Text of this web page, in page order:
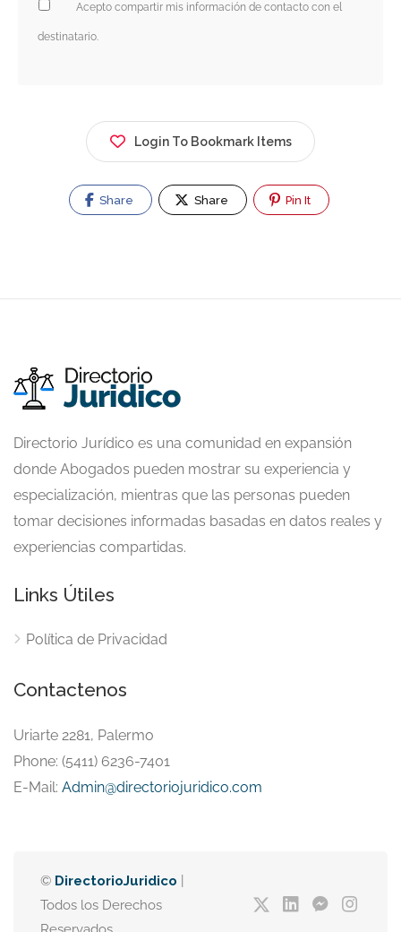
Acepto compartir mis información de contacto con el
destinatario.
Login To Bookmark Items
Share Share Pin It
Directorio Jurídico es una comunidad en expansión
donde Abogados pueden mostrar su experiencia y
especialización, mientras que las personas pueden
tomar decisiones informadas basadas en datos reales y
experiencias compartidas.
Links Útiles
Política de Privacidad
Contactenos
Uriarte 2281, Palermo
Phone: (5411) 6236-7401
E-Mail: Admin@directoriojuridico.com
© DirectorioJuridico
Todos los Derechos